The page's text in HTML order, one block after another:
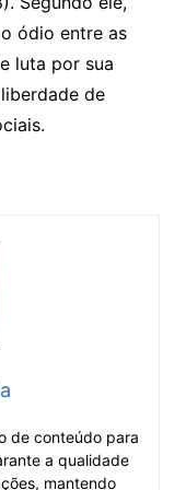
ódio entre as
luta por sua
de
de conteúdo para
a qualidade
mantendo